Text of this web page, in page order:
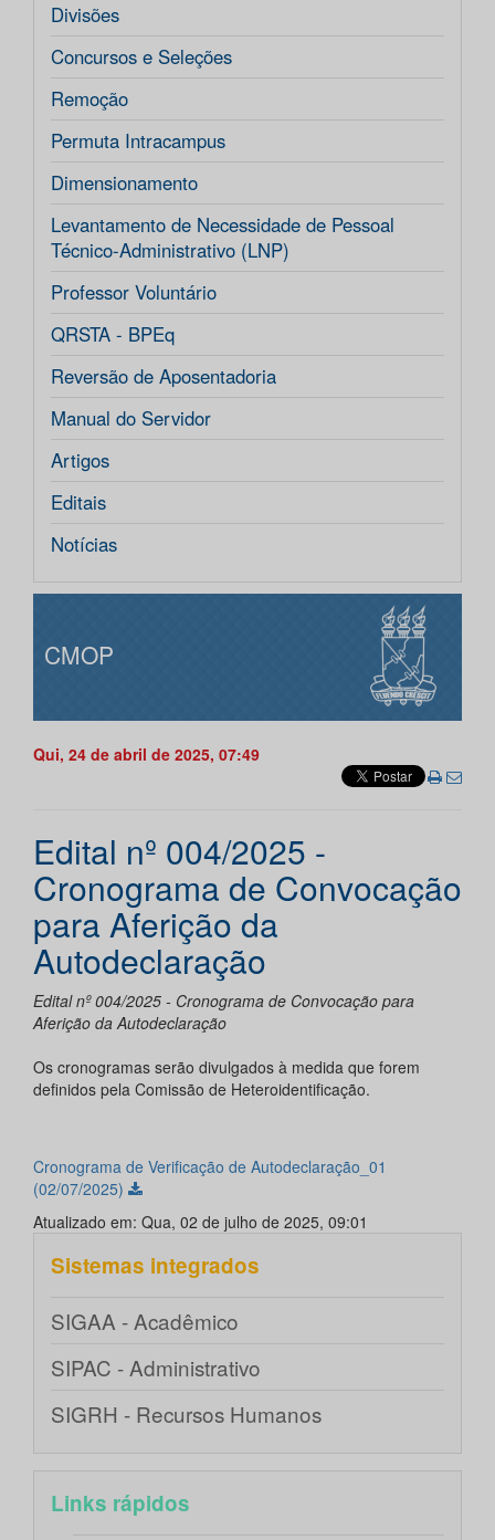
Divisões
Concursos e Seleções
Remoção
Permuta Intracampus
Dimensionamento
Levantamento de Necessidade de Pessoal
Técnico-Administrativo (LNP)
Professor Voluntário
QRSTA - BPEq
Reversão de Aposentadoria
Manual do Servidor
Artigos
Editais
Notícias
CMOP
Qui, 24 de abril de 2025, 07:49
Edital nº 004/2025 -
Cronograma de Convocação
para Aferição da
Autodeclaração
Edital nº 004/2025 - Cronograma de Convocação para
Aferição da Autodeclaração
Os cronogramas serão divulgados à medida que forem
definidos pela Comissão de Heteroidentificação.
Cronograma de Verificação de Autodeclaração_01
(02/07/2025)
Atualizado em: Qua, 02 de julho de 2025, 09:01
Sistemas integrados
SIGAA - Acadêmico
SIPAC - Administrativo
SIGRH - Recursos Humanos
Links rápidos